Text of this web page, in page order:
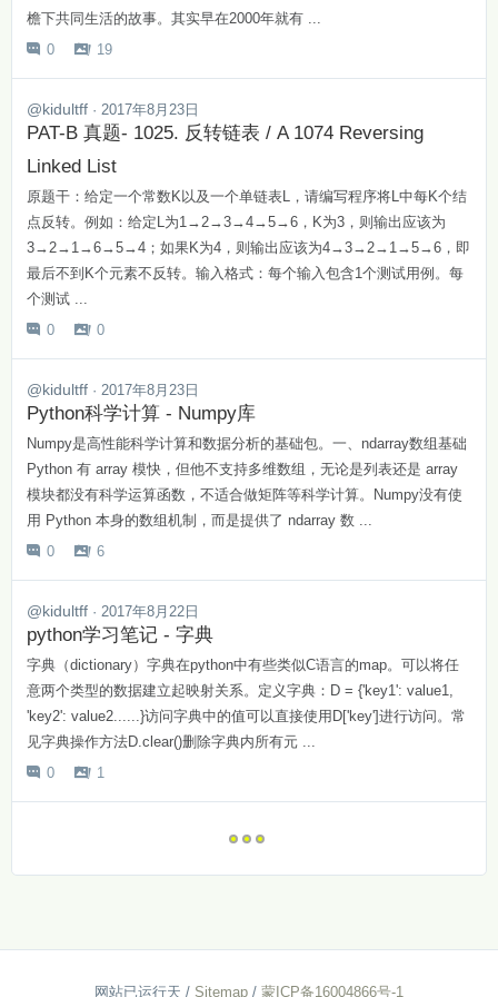
檐下共同生活的故事。其实早在2000年就有 ...
 0  19
@kidultff · 2017年8月23日
PAT-B 真题- 1025. 反转链表 / A 1074 Reversing
Linked List
原题干：给定一个常数K以及一个单链表L，请编写程序将L中每K个结
点反转。例如：给定L为1→2→3→4→5→6，K为3，则输出应该为
3→2→1→6→5→4；如果K为4，则输出应该为4→3→2→1→5→6，即
最后不到K个元素不反转。输入格式：每个输入包含1个测试用例。每
个测试 ...
 0  0
@kidultff · 2017年8月23日
Python科学计算 - Numpy库
Numpy是高性能科学计算和数据分析的基础包。一、ndarray数组基础
Python 有 array 模快，但他不支持多维数组，无论是列表还是 array
模块都没有科学运算函数，不适合做矩阵等科学计算。Numpy没有使
用 Python 本身的数组机制，而是提供了 ndarray 数 ...
 0  6
@kidultff · 2017年8月22日
python学习笔记 - 字典
字典（dictionary）字典在python中有些类似C语言的map。可以将任
意两个类型的数据建立起映射关系。定义字典：D = {'key1': value1,
'key2': value2......}访问字典中的值可以直接使用D['key']进行访问。常
见字典操作方法D.clear()删除字典内所有元 ...
 0  1
网站已运行天 / Sitemap / 蒙ICP备16004866号-1